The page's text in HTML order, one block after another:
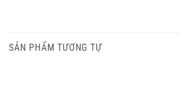
SẢN PHẨM TƯƠNG TỰ